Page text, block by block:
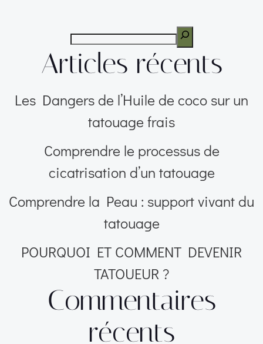
Articles récents
Les Dangers de l’Huile de coco sur un
tatouage frais
Comprendre le processus de
cicatrisation d’un tatouage
Comprendre la Peau : support vivant du
tatouage
POURQUOI ET COMMENT DEVENIR
TATOUEUR ?
Commentaires
récents